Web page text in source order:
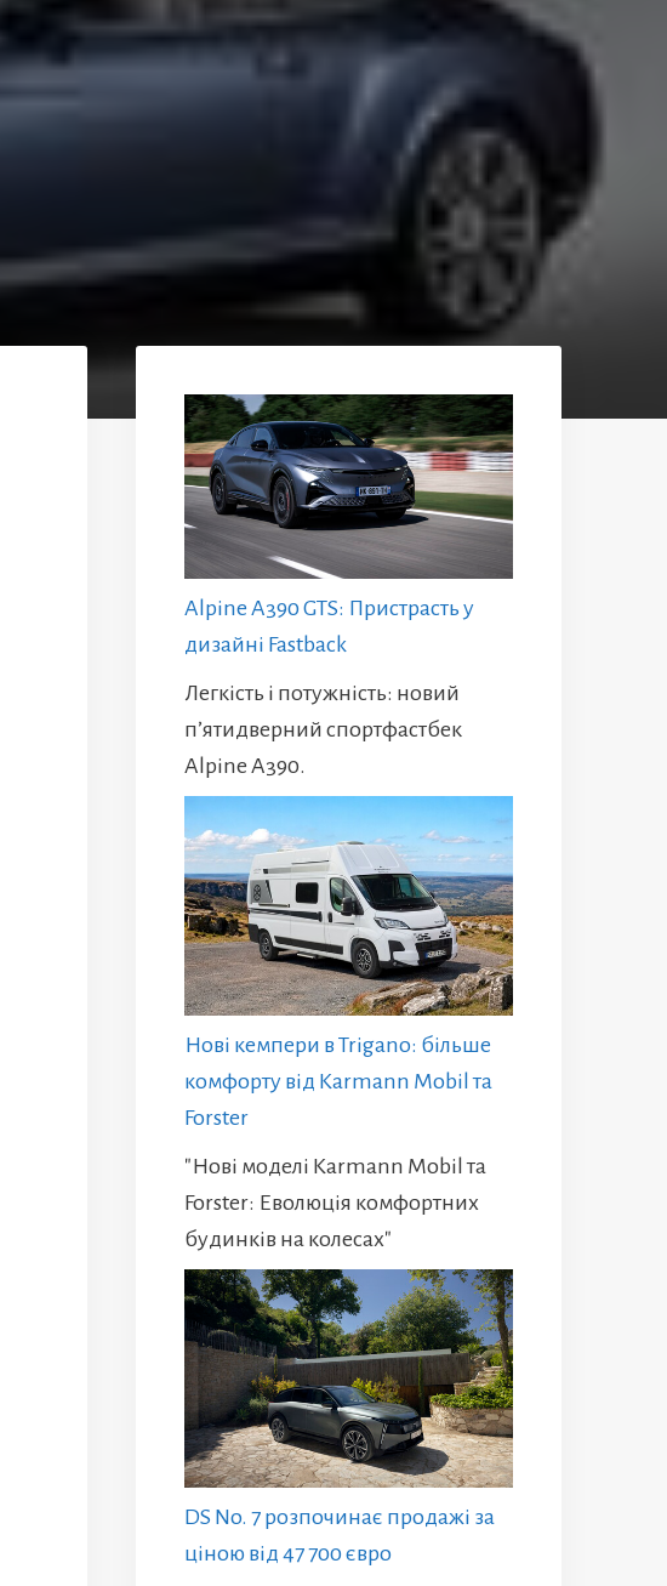
Alpine A390 GTS: Пристрасть у
дизайні Fastback
Легкість і потужність: новий
п’ятидверний спортфастбек
Alpine A390.
Нові кемпери в Trigano: більше
комфорту від Karmann Mobil та
Forster
"Нові моделі Karmann Mobil та
Forster: Еволюція комфортних
будинків на колесах"
DS No. 7 розпочинає продажі за
ціною від 47 700 євро